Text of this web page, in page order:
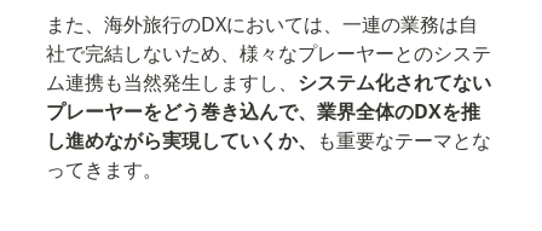
また、海外旅行のDXにおいては、一連の業務は自
社で完結しないため、様々なプレーヤーとのシステ
ム連携も当然発生しますし、 システム化されてない
プレーヤーをどう巻き込んで、業界全体のDXを推
し進めながら実現していくか、
も重要なテーマとな
ってきます。